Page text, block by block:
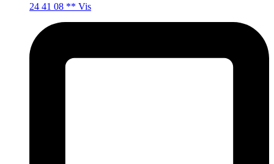
24 41 08 ** Vis